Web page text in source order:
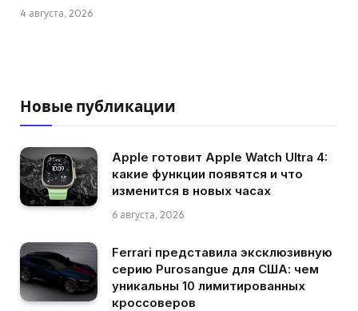
4 августа, 2026
Новые публикации
Apple готовит Apple Watch Ultra 4:
какие функции появятся и что
изменится в новых часах
6 августа, 2026
Ferrari представила эксклюзивную
серию Purosangue для США: чем
уникальны 10 лимитированных
кроссоверов